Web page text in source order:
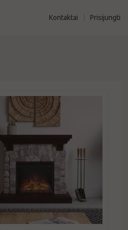
Kontaktai Prisijungti